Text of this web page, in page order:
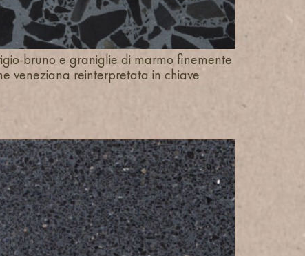
bruno e graniglie di marmo finemente
veneziana reinterpretata in chiave